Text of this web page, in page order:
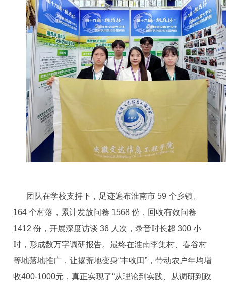
团队在学校支持下，足迹遍布淮南市 59 个乡镇、
164 个村落，累计发放问卷 1568 份，回收有效问卷
1412 份，开展深度访谈 36 人次，录音时长超 300 小
时，形成数万字调研报告。最终在淮南李集村、春谷村
等地落地推广，让撂荒地变身“丰收田”，带动农户年均增
收400-1000元，真正实现了“从理论到实践、从调研到政